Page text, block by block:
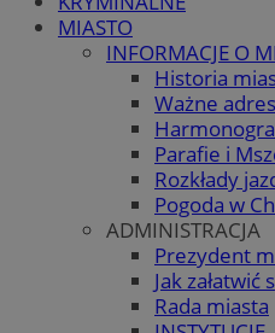
MIASTO
INFORMACJE O
Historia
Ważne
Parafie i
Rozkłady
Pogoda w
ADMINISTRACJA
Prezydent
Jak
Rada miasta